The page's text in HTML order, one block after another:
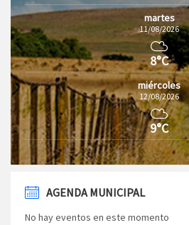
martes
11/08/2026
8°C
miércoles
12/08/2026
9°C
AGENDA MUNICIPAL
No hay eventos en este momento